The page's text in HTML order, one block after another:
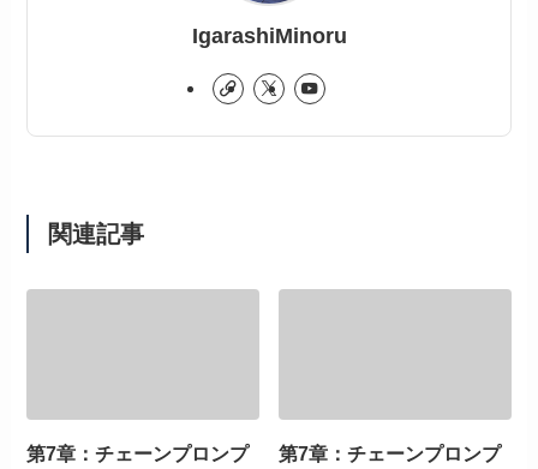
IgarashiMinoru
関連記事
第7章：チェーンプロンプ
第7章：チェーンプロンプ